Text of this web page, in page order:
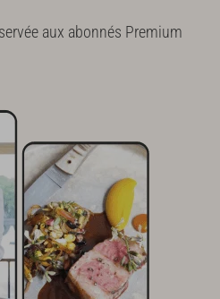
aux abonnés Premium